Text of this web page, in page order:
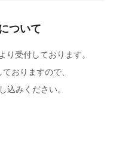
ついて
り受付しております。
おりますので、
込みください。